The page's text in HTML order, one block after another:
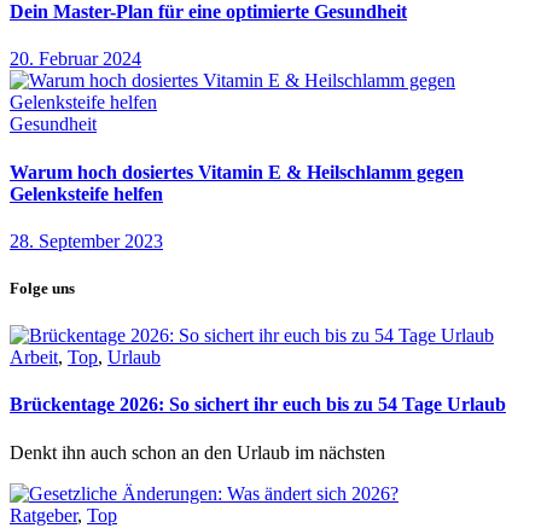
Dein Master-Plan für eine optimierte Gesundheit
20. Februar 2024
Gesundheit
Warum hoch dosiertes Vitamin E & Heilschlamm gegen
Gelenksteife helfen
28. September 2023
Folge uns
Arbeit, Top, Urlaub
Brückentage 2026: So sichert ihr euch bis zu 54 Tage Urlaub
Denkt ihn auch schon an den Urlaub im nächsten
Ratgeber, Top